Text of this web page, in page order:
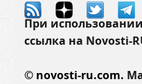
При
ссылка на
© novosti-ru.com.